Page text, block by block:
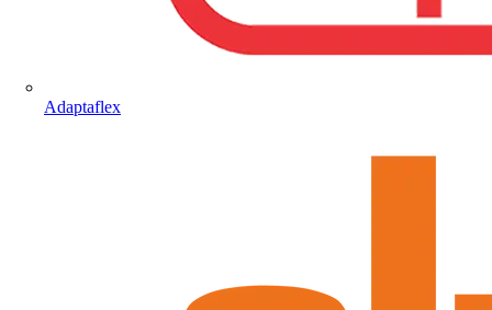
Adaptaflex